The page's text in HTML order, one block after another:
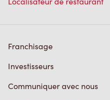
Franchisage
Investisseurs
Communiquer avec nous